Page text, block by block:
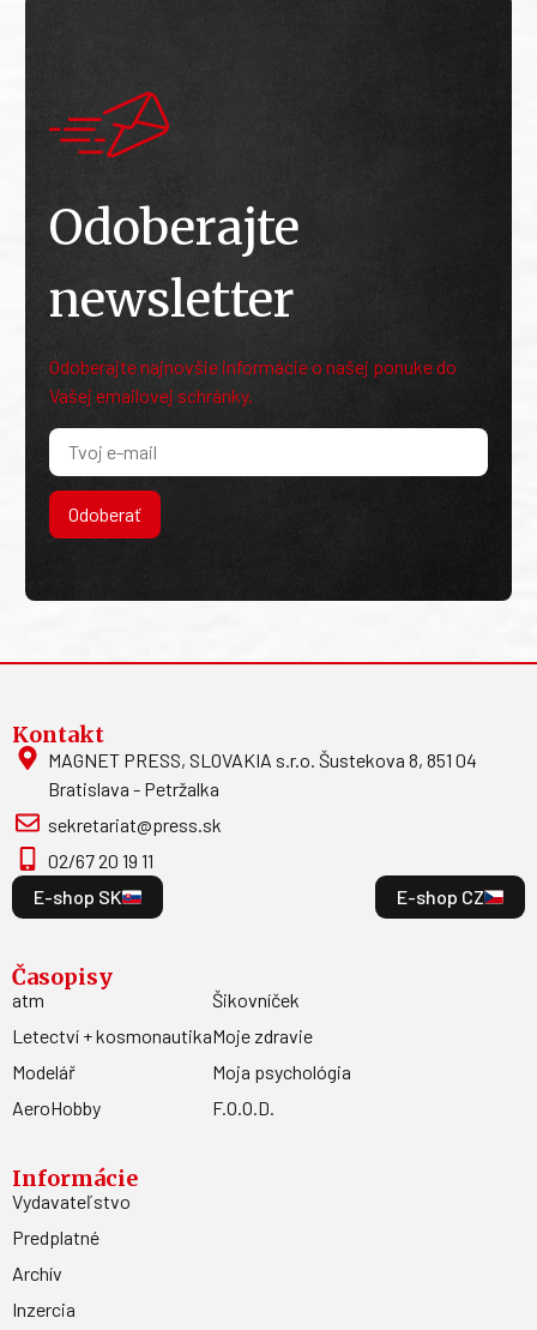
Odoberajte
newsletter
Odoberajte najnovšie informácie o našej ponuke do
Vašej emailovej schránky.
Odoberať
Kontakt
MAGNET PRESS, SLOVAKIA s.r.o. Šustekova 8, 851 04
Bratislava - Petržalka
sekretariat@press.sk
02/67 20 19 11
E-shop SK
E-shop CZ
Časopisy
atm
Letectví + kosmonautika
Modelář
AeroHobby
Šikovníček
Moje zdravie
Moja psychológia
F.O.O.D.
Informácie
Vydavateľstvo
Predplatné
Archív
Inzercia